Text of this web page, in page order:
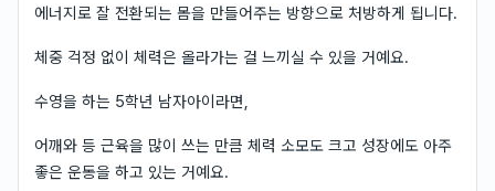
에너지로 잘 전환되는 몸을 만들어주는 방향으로 처방하게 됩니다.
체중 걱정 없이 체력은 올라가는 걸 느끼실 수 있을 거예요.
수영을 하는 5학년 남자아이라면,
어깨와 등 근육을 많이 쓰는 만큼 체력 소모도 크고 성장에도 아주
좋은 운동을 하고 있는 거예요.